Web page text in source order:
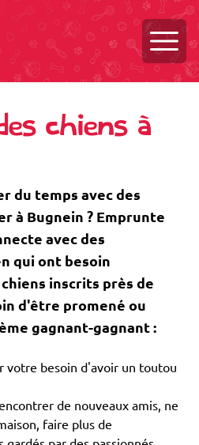
chiens à
du temps avec des
à Bugnein ? Emprunte
avec des
qui ont besoin
inscrits près de
d'être promené ou
gagnant-gagnant :
votre besoin d'avoir un toutou
de nouveaux amis, ne
faire plus de